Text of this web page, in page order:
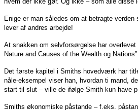
Enige er man således om at betragte
lever af andres arbejde!
At snakken om selvforsørgelse har
Nature and Causes of the Wealth og
Det første kapitel i Smiths hovedværk har
nåle-eksempel viser han, hvordan ti mand,
start til slut – ville de ifølge Smith kun have
Smiths økonomiske påstande – f.eks.